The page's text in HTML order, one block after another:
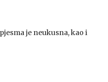
je neukusna, kao i